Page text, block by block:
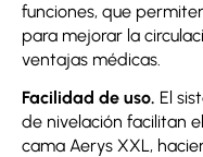
funciones, que
para mejorar la
ventajas médicas.
Facilidad de uso. El
de nivelación facilitan
cama Aerys XXL,